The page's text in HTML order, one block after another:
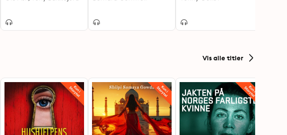
Vis alle titler